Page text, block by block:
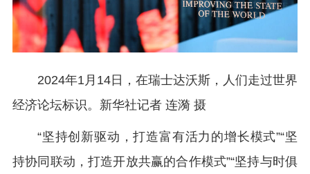
2024年1月14日，在瑞士达沃斯，人们走过世界
经济论坛标识。新华社记者 连漪 摄
“坚持创新驱动，打造富有活力的增长模式”“坚
持协同联动，打造开放共赢的合作模式”“坚持与时俱